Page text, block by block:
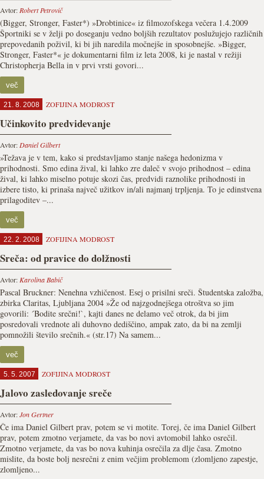
Avtor: Robert Petrovič
(Bigger, Stronger, Faster*) »Drobtinice« iz filmozofskega večera 1.4.2009
Športniki se v želji po doseganju vedno boljših rezultatov poslužujejo različnih
prepovedanih poživil, ki bi jih naredila močnejše in sposobnejše. »Bigger,
Stronger, Faster*« je dokumentarni film iz leta 2008, ki je nastal v režiji
Christopherja Bella in v prvi vrsti govori...
več
21. 8. 2008 ZOFIJINA MODROST
Učinkovito predvidevanje
Avtor: Daniel Gilbert
»Težava je v tem, kako si predstavljamo stanje našega hedonizma v
prihodnosti. Smo edina žival, ki lahko zre daleč v svojo prihodnost – edina
žival, ki lahko miselno potuje skozi čas, predvidi raznolike prihodnosti in
izbere tisto, ki prinaša največ užitkov in/ali najmanj trpljenja. To je edinstvena
prilagoditev –...
več
22. 2. 2008 ZOFIJINA MODROST
Sreča: od pravice do dolžnosti
Avtor: Karolina Babič
Pascal Bruckner: Nenehna vzhičenost. Esej o prisilni sreči. Študentska založba,
zbirka Claritas, Ljubljana 2004 »Že od najzgodnejšega otroštva so jim
govorili: ´Bodite srečni!`, kajti danes ne delamo več otrok, da bi jim
posredovali vrednote ali duhovno dediščino, ampak zato, da bi na zemlji
pomnožili število srečnih.« (str.17) Na samem...
več
5. 5. 2007 ZOFIJINA MODROST
Jalovo zasledovanje sreče
Avtor:Jon Gertner
Če ima Daniel Gilbert prav, potem se vi motite. Torej, če ima Daniel Gilbert
prav, potem zmotno verjamete, da vas bo novi avtomobil lahko osrečil.
Zmotno verjamete, da vas bo nova kuhinja osrečila za dlje časa. Zmotno
mislite, da boste bolj nesrečni z enim večjim problemom (zlomljeno zapestje,
zlomljeno...